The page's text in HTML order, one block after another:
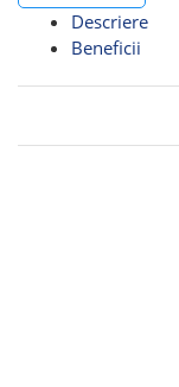
Descriere
Beneficii